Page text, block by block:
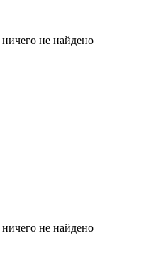
не найдено
не найдено